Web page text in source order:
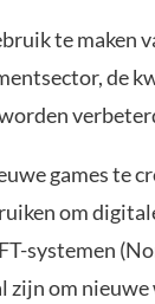
te maken
de
games te
om
systemen
zijn om